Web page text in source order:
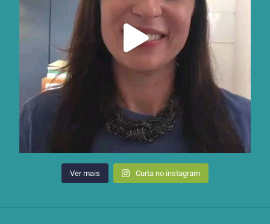
Ver mais Curta no instagram